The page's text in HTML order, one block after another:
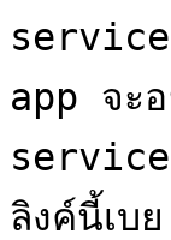
app จะ
ลิงค์นี้เบ